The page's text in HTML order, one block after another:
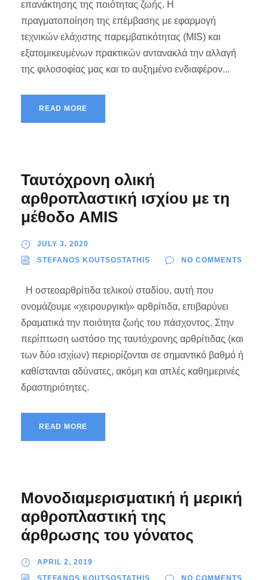
επανάκτησης της ποιότητας ζωής. Η
πραγματοποίηση της επέμβασης με εφαρμογή
τεχνικών ελάχιστης παρεμβατικότητας (MIS) και
εξατομικευμένων πρακτικών αντανακλά την αλλαγή
της φιλοσοφίας μας και το αυξημένο ενδιαφέρον...
READ MORE
Ταυτόχρονη ολική
αρθροπλαστική ισχίου με τη
μέθοδο AMIS
JULY 3, 2020
STEFANOS KOUTSOSTATHIS NO COMMENTS
Η οστεοαρθρίτιδα τελικού σταδίου, αυτή που
ονομάζουμε «χειρουργική» αρθρίτιδα, επιβαρύνει
δραματικά την ποιότητα ζωής του πάσχοντος. Στην
περίπτωση ωστόσο της ταυτόχρονης αρθρίτιδας (και
των δύο ισχίων) περιορίζονται σε σημαντικό βαθμό ή
καθίστανται αδύνατες, ακόμη και απλές καθημερινές
δραστηριότητες.
READ MORE
Μονοδιαμερισματική ή μερική
αρθροπλαστική της
άρθρωσης του γόνατος
APRIL 2, 2019
STEFANOS KOUTSOSTATHIS NO COMMENTS